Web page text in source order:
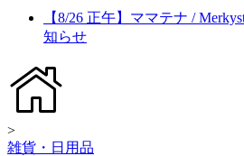
【8/26 正午】ママテナ /
知らせ
>
雑貨・日用品